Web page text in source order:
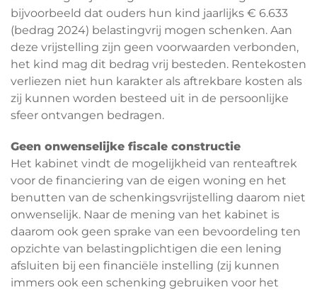
bijvoorbeeld dat ouders hun kind jaarlijks € 6.633
(bedrag 2024) belastingvrij mogen schenken. Aan
deze vrijstelling zijn geen voorwaarden verbonden,
het kind mag dit bedrag vrij besteden. Rentekosten
verliezen niet hun karakter als aftrekbare kosten als
zij kunnen worden besteed uit in de persoonlijke
sfeer ontvangen bedragen.
Geen onwenselijke fiscale constructie
Het kabinet vindt de mogelijkheid van renteaftrek
voor de financiering van de eigen woning en het
benutten van de schenkingsvrijstelling daarom niet
onwenselijk. Naar de mening van het kabinet is
daarom ook geen sprake van een bevoordeling ten
opzichte van belastingplichtigen die een lening
afsluiten bij een financiële instelling (zij kunnen
immers ook een schenking gebruiken voor het